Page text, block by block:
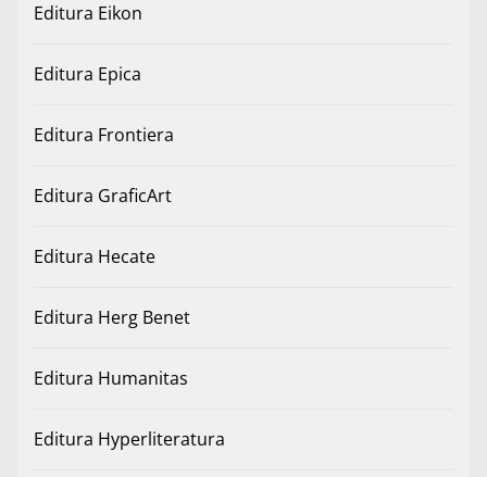
Editura Eikon
Editura Epica
Editura Frontiera
Editura GraficArt
Editura Hecate
Editura Herg Benet
Editura Humanitas
Editura Hyperliteratura